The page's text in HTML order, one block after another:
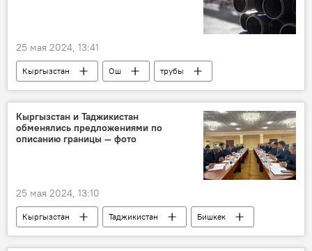
25 мая 2024, 13:41
Кыргызстан Ош
трубы
производство
РКФР
Кыргызстан и Таджикистан
обменялись предложениями по
описанию границы — фото
25 мая 2024, 13:10
Кыргызстан Таджикистан
Бишкек
граница
делимитация
демаркация